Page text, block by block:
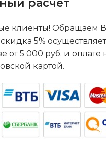
клиенты! Обращаем
скидка 5%
от 5 000 руб. и
картой.